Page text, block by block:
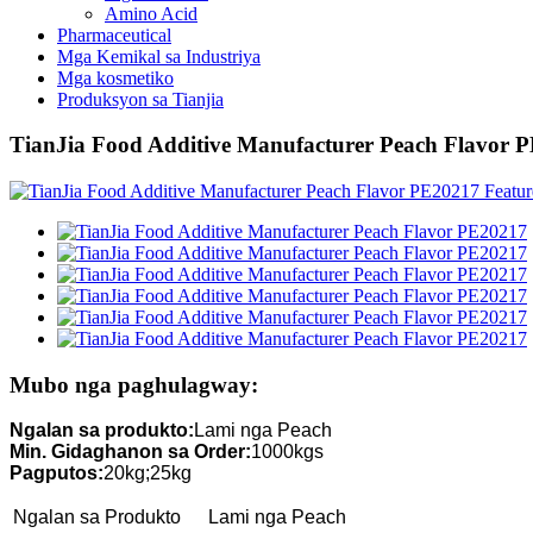
Amino Acid
Pharmaceutical
Mga Kemikal sa Industriya
Mga kosmetiko
Produksyon sa Tianjia
TianJia Food Additive Manufacturer Peach Flavor
Mubo nga paghulagway:
Ngalan sa produkto:Lami nga Peach
Min. Gidaghanon sa Order:1000kgs
Pagputos:20kg;25kg
Ngalan sa Produkto
Lami nga Peach